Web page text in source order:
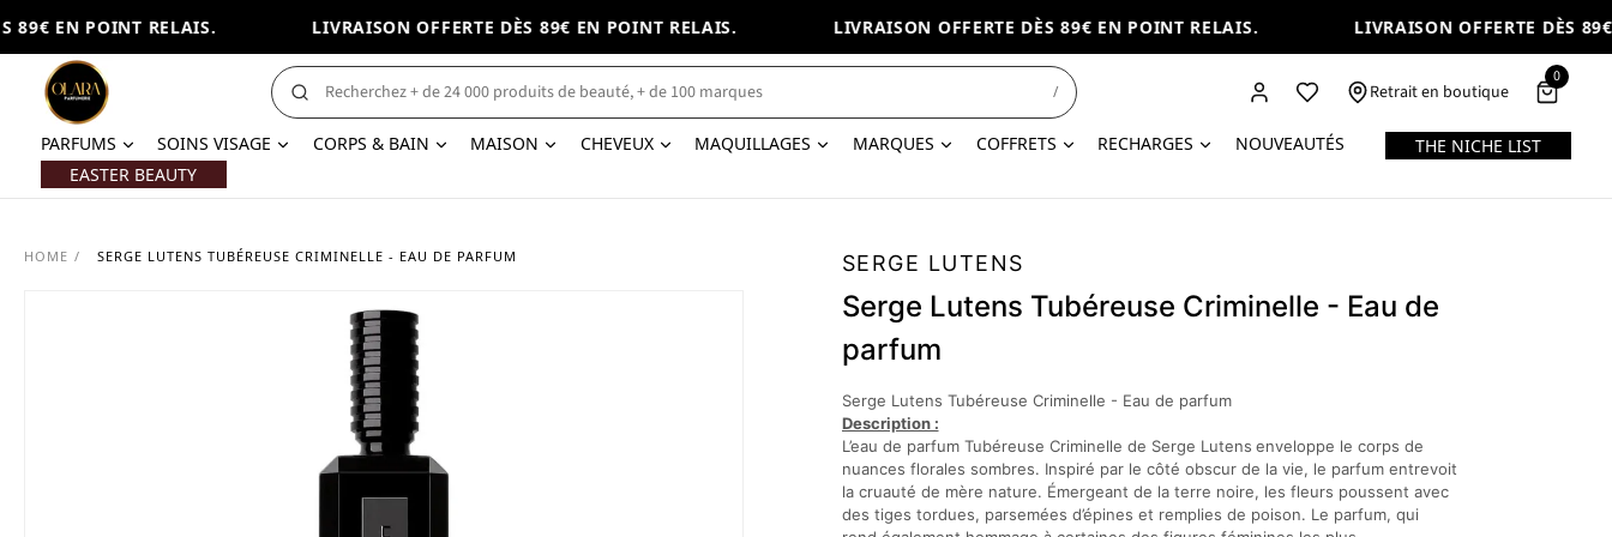
EN POINT RELAIS. LIVRAISON OFFERTE DÈS 89€ EN POINT RELAIS. LIVRAISON OFFERTE DÈS 89€ EN POINT RELAIS. LIVRAISON OFFERTE DÈS 89€
/ Retrait en boutique
0
PARFUMS SOINS VISAGE CORPS & BAIN MAISON CHEVEUX MAQUILLAGES MARQUES COFFRETS RECHARGES NOUVEAUTÉS
THE NICHE LIST
EASTER BEAUTY
HOME / SERGE LUTENS TUBÉREUSE CRIMINELLE - EAU DE PARFUM SERGE LUTENS
Serge Lutens Tubéreuse Criminelle - Eau de
parfum
Serge Lutens Tubéreuse Criminelle - Eau de parfum
Description :
L’eau de parfum Tubéreuse Criminelle de Serge Lutens enveloppe le corps de
nuances florales sombres. Inspiré par le côté obscur de la vie, le parfum entrevoit
la cruauté de mère nature. Émergeant de la terre noire, les fleurs poussent avec
des tiges tordues, parsemées d’épines et remplies de poison. Le parfum, qui